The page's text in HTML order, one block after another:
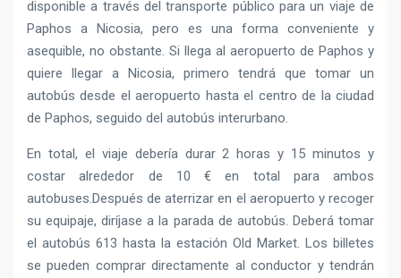
disponible a través del transporte público para un viaje de
Paphos a Nicosia, pero es una forma conveniente y
asequible, no obstante. Si llega al aeropuerto de Paphos y
quiere llegar a Nicosia, primero tendrá que tomar un
autobús desde el aeropuerto hasta el centro de la ciudad
de Paphos, seguido del autobús interurbano.
En total, el viaje debería durar 2 horas y 15 minutos y
costar alrededor de 10 € en total para ambos
autobuses.Después de aterrizar en el aeropuerto y recoger
su equipaje, diríjase a la parada de autobús. Deberá tomar
el autobús 613 hasta la estación Old Market. Los billetes
se pueden comprar directamente al conductor y tendrán